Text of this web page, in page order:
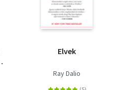
Elvek
Ray Dalio